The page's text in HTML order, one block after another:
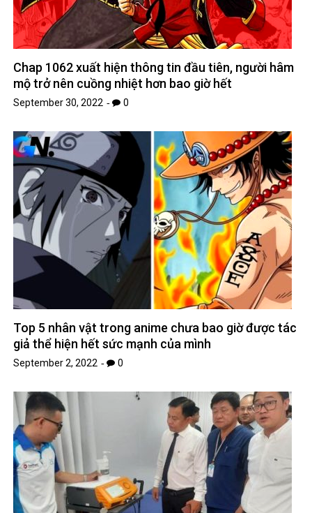
Chap 1062 xuất hiện thông tin đầu tiên, người hâm
mộ trở nên cuồng nhiệt hơn bao giờ hết
September 30, 2022 0
Top 5 nhân vật trong anime chưa bao giờ được tác
giả thể hiện hết sức mạnh của mình
September 2, 2022 0